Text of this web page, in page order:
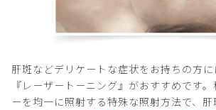
肝斑などデリケートな症状をお持ちの方
『レーザートーニング』がおすすめです
ーを均一に照射する特殊な照射方法で、